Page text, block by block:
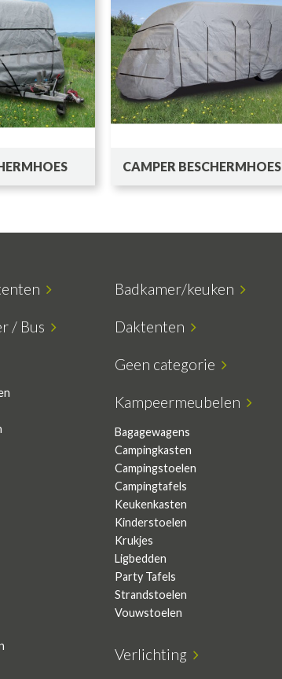
CAMPER BESCHERMHOES
Badkamer/keuken
/ Bus Daktenten
Geen categorie
Kampeermeubelen
Bagagewagens
Campingkasten
Campingstoelen
Campingtafels
Keukenkasten
Kinderstoelen
Krukjes
Ligbedden
Party Tafels
Strandstoelen
Vouwstoelen
Verlichting